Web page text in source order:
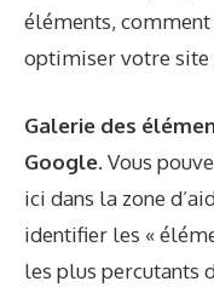
éléments, comment
optimiser votre site
Galerie des
Google. Vous
ici dans la zone
identifier les «
les plus percutants